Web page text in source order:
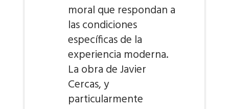
moral que respondan a
las condiciones
específicas de la
experiencia moderna.
La obra de Javier
Cercas, y
particularmente